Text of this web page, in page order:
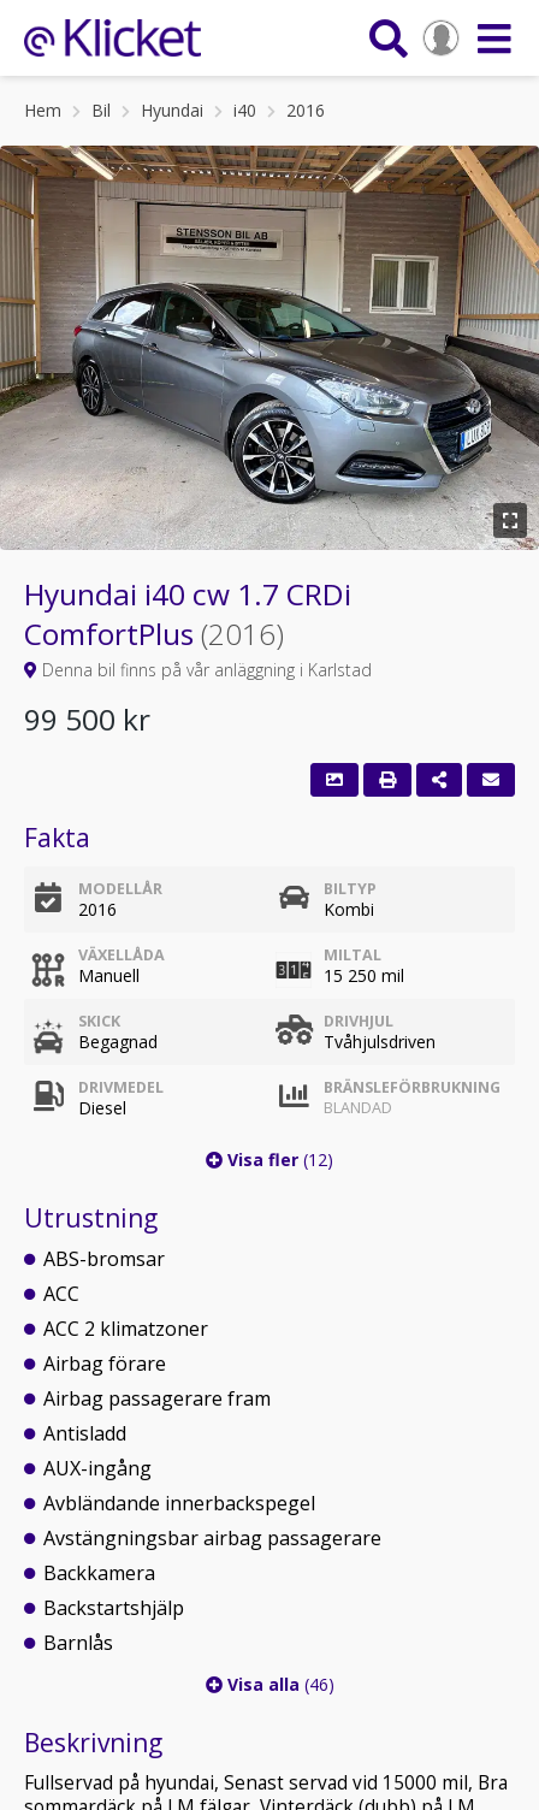
Hem Bil Hyundai i40 2016
Hyundai i40 cw 1.7 CRDi
ComfortPlus (2016)
Denna bil finns på vår anläggning i Karlstad
99 500 kr
Fakta
MODELLÅR
2016
BILTYP
Kombi
VÄXELLÅDA
Manuell
MILTAL
15 250 mil
SKICK
Begagnad
DRIVHJUL
Tvåhjulsdriven
DRIVMEDEL
Diesel
BRÄNSLEFÖRBRUKNING
BLANDAD
Visa fler (12)
Utrustning
ABS-bromsar
ACC
ACC 2 klimatzoner
Airbag förare
Airbag passagerare fram
Antisladd
AUX-ingång
Avbländande innerbackspegel
Avstängningsbar airbag passagerare
Backkamera
Backstartshjälp
Barnlås
Visa alla (46)
Beskrivning
Fullservad på hyundai, Senast servad vid 15000 mil, Bra